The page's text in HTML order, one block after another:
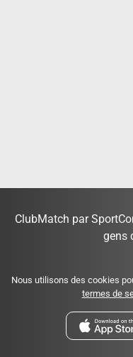
ClubMatch par
gens
Nous utilisons des cookies
termes de